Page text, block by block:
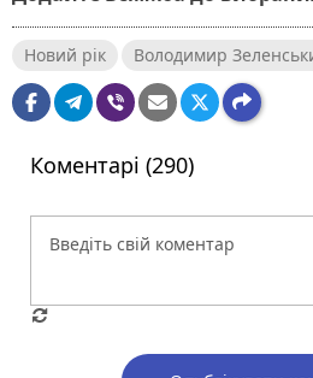
Новий рік Володимир
Коментарі (290)